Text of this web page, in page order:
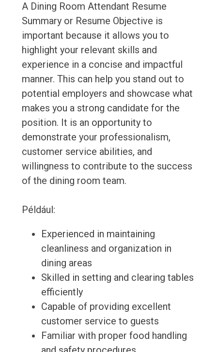
A Dining Room Attendant Resume
Summary or Resume Objective is
important because it allows you to
highlight your relevant skills and
experience in a concise and impactful
manner. This can help you stand out to
potential employers and showcase what
makes you a strong candidate for the
position. It is an opportunity to
demonstrate your professionalism,
customer service abilities, and
willingness to contribute to the success
of the dining room team.
Például:
Experienced in maintaining
cleanliness and organization in
dining areas
Skilled in setting and clearing tables
efficiently
Capable of providing excellent
customer service to guests
Familiar with proper food handling